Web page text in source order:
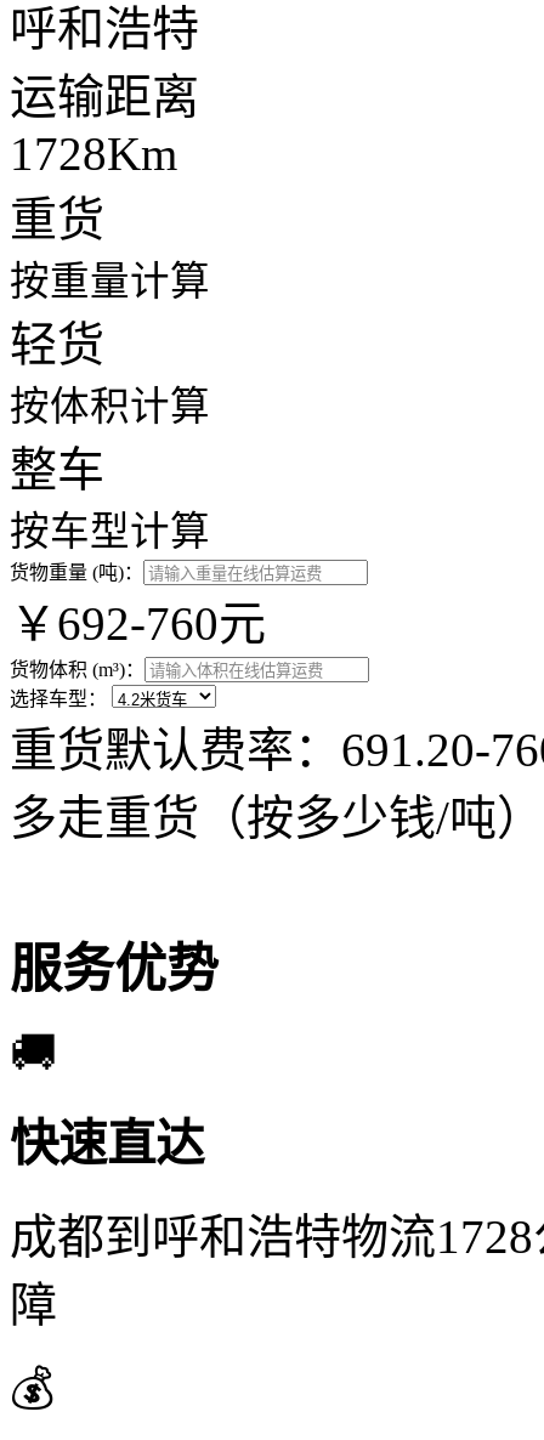
呼和浩特
运输距离
1728Km
重货
按重量计算
轻货
按体积计算
整车
按车型计算
货物重量 (吨)：
￥692-760元
货物体积 (m³)：
选择车型：
重货默认费率：691.20-
多走重货（按多少钱/吨）
服务优势
🚚
快速直达
成都到呼和浩特物流
障
💰